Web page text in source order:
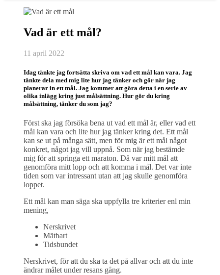
Vad är ett mål?
11 april 2022
Idag tänkte jag fortsätta skriva om vad ett mål kan vara. Jag
tänkte dela med mig lite hur jag tänker och gör när jag
planerar in ett mål. Jag kommer att göra detta i en serie av
olika inlägg kring just målsättning. Hur gör du kring
målsättning, tänker du som jag?
Först ska jag försöka bena ut vad ett mål är, eller vad ett
mål kan vara och lite hur jag tänker kring det. Ett mål
kan se ut på många sätt, men för mig är ett mål något
konkret, något jag vill uppnå. Som när jag bestämde
mig för att springa ett maraton. Då var mitt mål att
genomföra mitt lopp och att komma i mål. Det var inte
tiden som var intressant utan att jag skulle genomföra
loppet.
Ett mål kan man säga ska uppfylla tre kriterier enl min
mening,
Nerskrivet
Mätbart
Tidsbundet
Nerskrivet, för att du ska ta det på allvar och att du inte
ändrar målet under resans gång.